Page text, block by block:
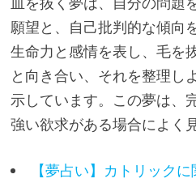
願望と、自己批判的な傾向
生命力と感情を表し、毛を
と向き合い、それを整理し
示しています。この夢は、
強い欲求がある場合によく
【夢占い】カトリック